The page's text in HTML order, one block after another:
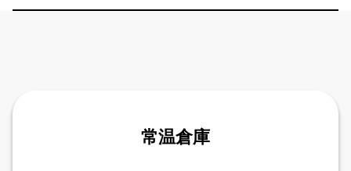
常温倉庫